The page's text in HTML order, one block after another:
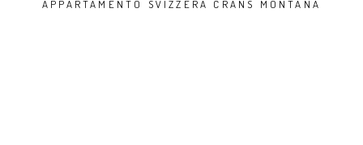
APPARTAMENTO SVIZZERA CRANS MONTANA